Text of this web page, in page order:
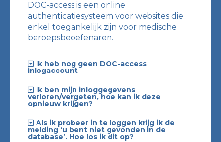
DOC-access is een online
authenticatiesysteem voor websites die
enkel toegankelijk zijn voor medische
beroepsbeoefenaren.
Ik heb nog geen DOC-access
inlogaccount
Ik ben mijn inloggegevens
verloren/vergeten, hoe kan ik deze
opnieuw krijgen?
Als ik probeer in te loggen krijg ik de
melding ‘u bent niet gevonden in de
database’. Hoe los ik dit op?